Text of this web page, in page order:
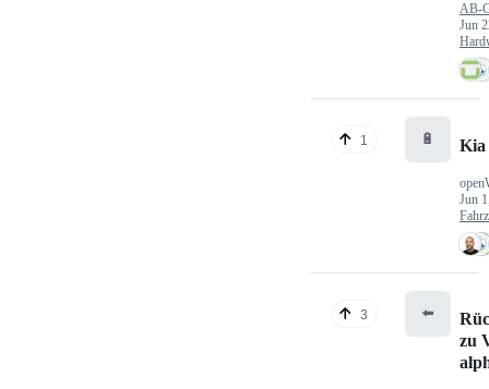
AB-
Jun
1 🔋 Kia
Jun
3 ⬅️
zu